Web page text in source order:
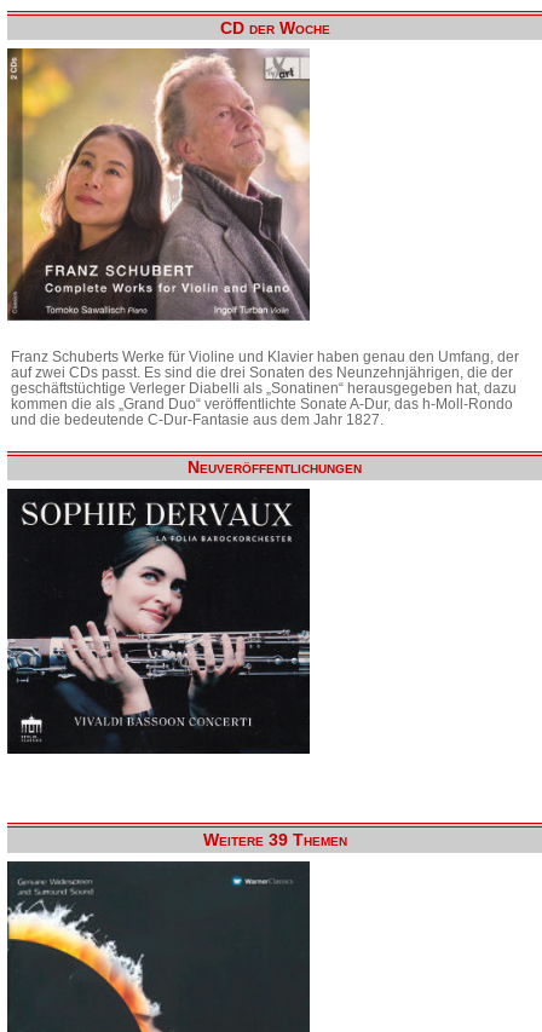
CD der Woche
Franz Schuberts Werke für Violine und Klavier haben genau den Umfang, der
auf zwei CDs passt. Es sind die drei Sonaten des Neunzehnjährigen, die der
geschäftstüchtige Verleger Diabelli als „Sonatinen“ herausgegeben hat, dazu
kommen die als „Grand Duo“ veröffentlichte Sonate A-Dur, das h-Moll-Rondo
und die bedeutende C-Dur-Fantasie aus dem Jahr 1827.
Neuveröffentlichungen
Weitere 39 Themen